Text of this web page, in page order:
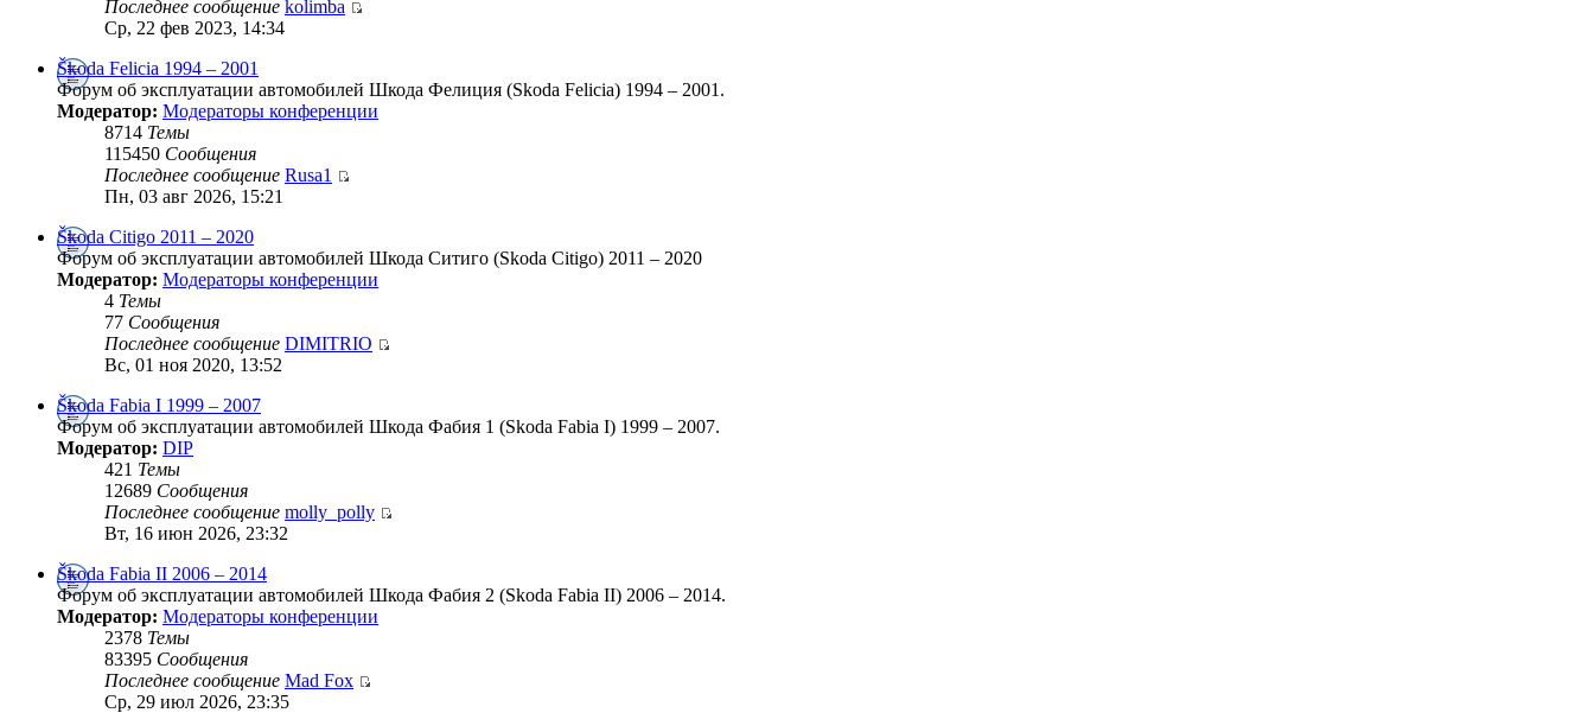
Последнее сообщение kolimba
Ср, 22 фев 2023, 14:34
Škoda Felicia 1994 – 2001
Форум об эксплуатации автомобилей Шкода Фелиция (Skoda Felicia) 1994 – 2001.
Модератор: Модераторы конференции
8714 Темы
115450 Сообщения
Последнее сообщение Rusa1
Пн, 03 авг 2026, 15:21
Škoda Citigo 2011 – 2020
Форум об эксплуатации автомобилей Шкода Ситиго (Skoda Citigo) 2011 – 2020
Модератор: Модераторы конференции
4 Темы
77 Сообщения
Последнее сообщение DIMITRIO
Вс, 01 ноя 2020, 13:52
Škoda Fabia I 1999 – 2007
Форум об эксплуатации автомобилей Шкода Фабия 1 (Skoda Fabia I) 1999 – 2007.
Модератор: DIP
421 Темы
12689 Сообщения
Последнее сообщение molly_polly
Вт, 16 июн 2026, 23:32
Škoda Fabia II 2006 – 2014
Форум об эксплуатации автомобилей Шкода Фабия 2 (Skoda Fabia II) 2006 – 2014.
Модератор: Модераторы конференции
2378 Темы
83395 Сообщения
Последнее сообщение Mad Fox
Ср, 29 июл 2026, 23:35